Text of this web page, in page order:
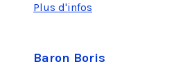
Plus d'infos
Baron Boris